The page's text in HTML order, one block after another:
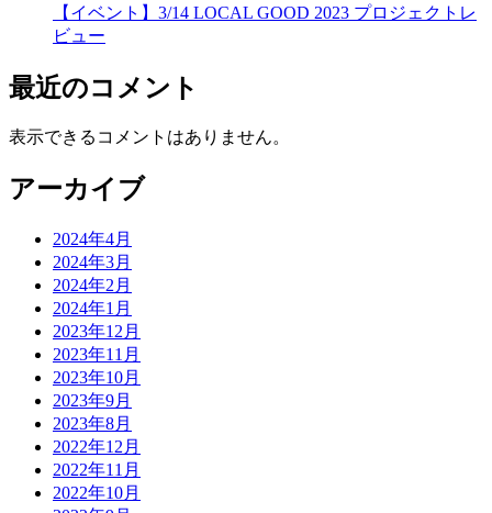
【イベント】3/14 LOCAL GOOD 2023 プロジェクトレ
ビュー
最近のコメント
表示できるコメントはありません。
アーカイブ
2024年4月
2024年3月
2024年2月
2024年1月
2023年12月
2023年11月
2023年10月
2023年9月
2023年8月
2022年12月
2022年11月
2022年10月